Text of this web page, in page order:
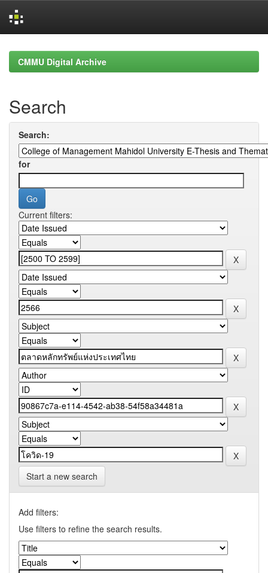
navigationCMMU Digital Archive
Search
Search:
for
Current filters:
Start a new search
Add filters:
Use filters to refine the search results.